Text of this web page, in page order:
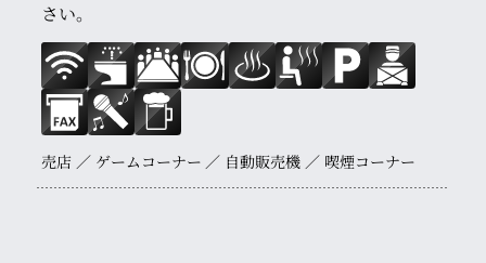
さい。
売店 ゲームコーナー 自動販売機 喫煙コーナー